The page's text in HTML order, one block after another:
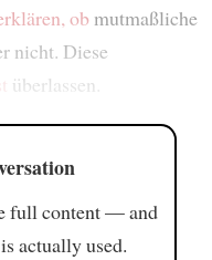
obmutmaßliche
nicht. Diese
überlassen.
full content — and
actually used.